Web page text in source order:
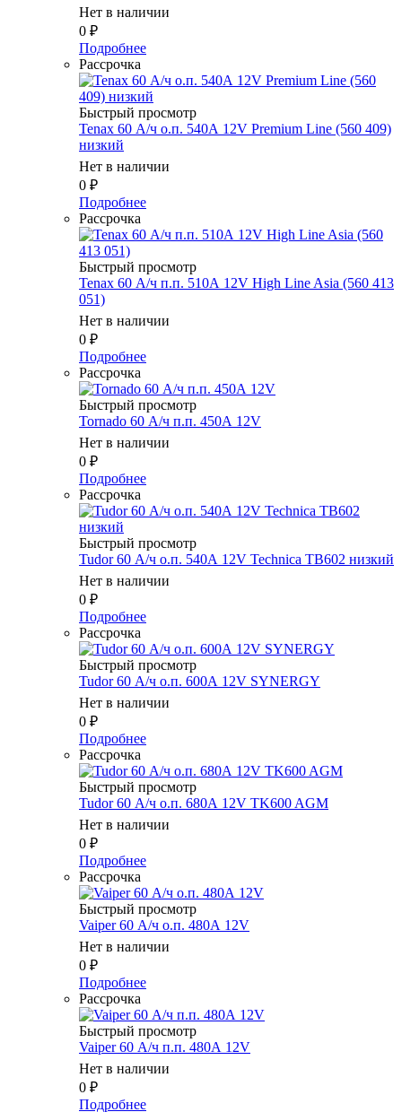
Нет в наличии
0 ₽
Подробнее
Рассрочка
Быстрый просмотр
Tenax 60 А/ч о.п. 540А 12V Premium Line (560 409)
низкий
Нет в наличии
0 ₽
Подробнее
Рассрочка
Быстрый просмотр
Tenax 60 А/ч п.п. 510А 12V High Line Asia (560 413
051)
Нет в наличии
0 ₽
Подробнее
Рассрочка
Быстрый просмотр
Tornado 60 А/ч п.п. 450А 12V
Нет в наличии
0 ₽
Подробнее
Рассрочка
Быстрый просмотр
Tudor 60 А/ч о.п. 540А 12V Technica TB602 низкий
Нет в наличии
0 ₽
Подробнее
Рассрочка
Быстрый просмотр
Tudor 60 А/ч о.п. 600А 12V SYNERGY
Нет в наличии
0 ₽
Подробнее
Рассрочка
Быстрый просмотр
Tudor 60 А/ч о.п. 680А 12V TK600 AGM
Нет в наличии
0 ₽
Подробнее
Рассрочка
Быстрый просмотр
Vaiper 60 А/ч о.п. 480А 12V
Нет в наличии
0 ₽
Подробнее
Рассрочка
Быстрый просмотр
Vaiper 60 А/ч п.п. 480А 12V
Нет в наличии
0 ₽
Подробнее